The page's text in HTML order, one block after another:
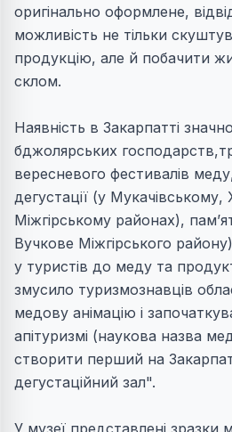
оригінально оформлене,
можливість не тільки
продукцію, але й побачити
склом.
Наявність в Закарпатті
бджолярських
вересневого фестивалів
дегустації (у Мукачівському,
Міжгірському районах),
Вучкове Міжгірського
у туристів до меду та
змусило туризмознавців
медову анімацію і
апітуризмі (наукова назва
створити перший на
дегустаційний зал".
У музеї представлені зразки